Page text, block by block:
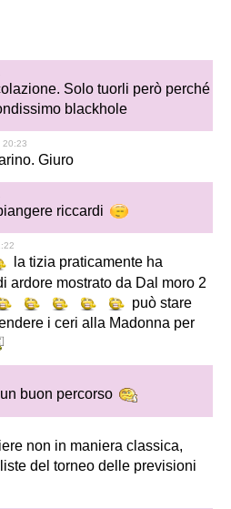
Solo tuorli però perché
blackhole
20:23
Giuro
riccardi
la tizia praticamente ha
ardore mostrato da Dal moro 2
può stare
i ceri alla Madonna per
buon percorso
non in maniera classica,
del torneo delle previsioni